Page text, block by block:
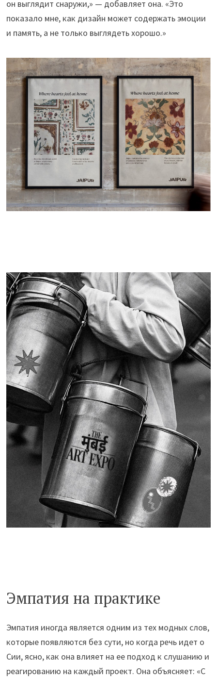
он выглядит снаружи,» — добавляет она. «Это
показало мне, как дизайн может содержать эмоции
и память, а не только выглядеть хорошо.»
Эмпатия на практике
Эмпатия иногда является одним из тех модных слов,
которые появляются без сути, но когда речь идет о
Сии, ясно, как она влияет на ее подход к слушанию и
реагированию на каждый проект. Она объясняет: «С